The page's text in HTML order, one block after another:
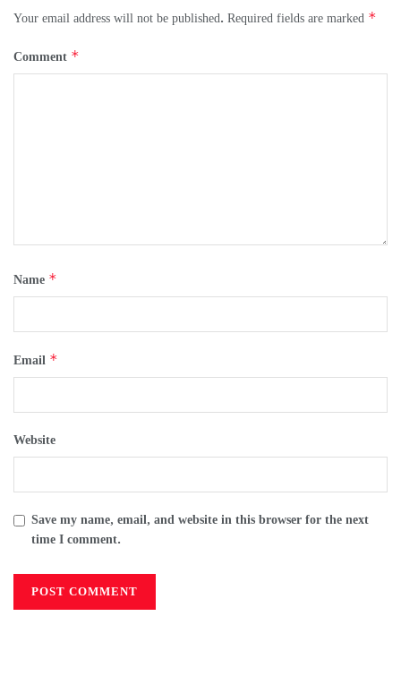
Your email address will not be published. Required fields are marked *
Comment *
Name *
Email *
Website
Save my name, email, and website in this browser for the next
time I comment.